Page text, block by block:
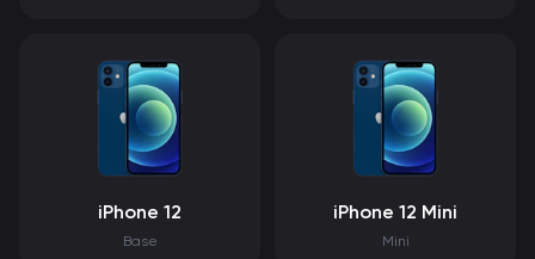
iPhone 12
Base
iPhone 12 Mini
Mini